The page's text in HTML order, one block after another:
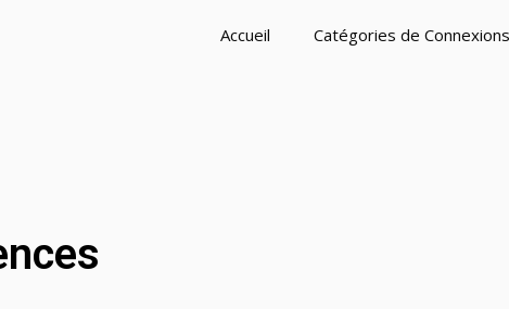
Accueil Catégories de Connexions